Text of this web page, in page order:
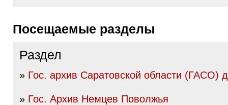
Посещаемые разделы
Раздел
» Гос. архив Саратовской области (ГАСО)
» Гос. Архив Немцев Поволжья